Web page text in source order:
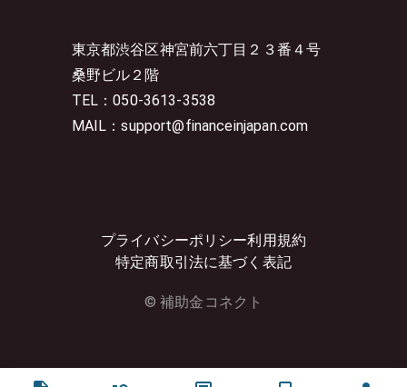
東京都渋谷区神宮前六丁目２３番４号
桑野ビル２階
TEL：050-3613-3538
MAIL：support@financeinjapan.com
プライバシーポリシー利用規約
特定商取引法に基づく表記
© 補助金コネクト